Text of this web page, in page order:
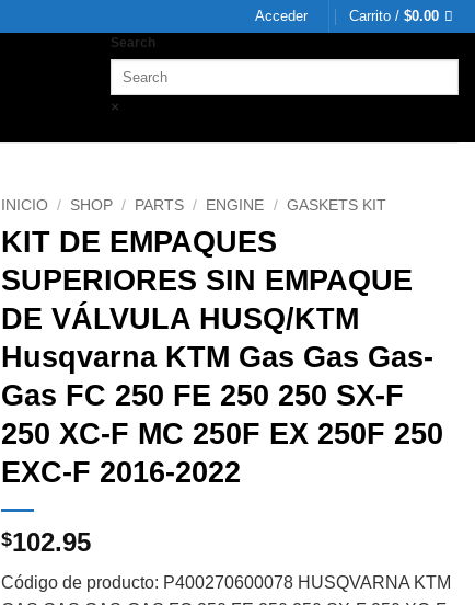
Acceder Carrito /$0.00
Search
×
INICIO / SHOP / PARTS / ENGINE / GASKETS KIT
KIT DE EMPAQUES
SUPERIORES SIN EMPAQUE
DE VÁLVULA HUSQ/KTM
Husqvarna KTM Gas Gas Gas-
Gas FC 250 FE 250 250 SX-F
250 XC-F MC 250F EX 250F 250
EXC-F 2016-2022
$102.95
Código de producto: P400270600078 HUSQVARNA KTM